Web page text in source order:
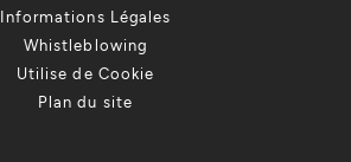
Informations Légales
Whistleblowing
Utilise de Cookie
Plan du site